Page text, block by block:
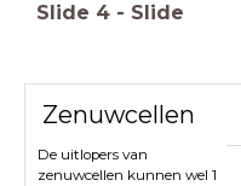
Slide 4 - Slide
Zenuwcellen
De uitlopers van
zenuwcellen kunnen wel 1